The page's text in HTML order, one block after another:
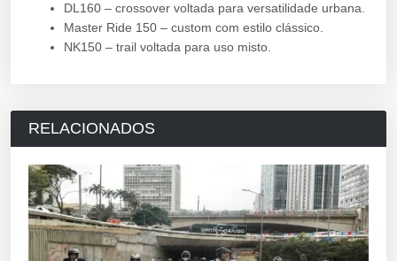
DL160 – crossover voltada para versatilidade urbana.
Master Ride 150 – custom com estilo clássico.
NK150 – trail voltada para uso misto.
RELACIONADOS